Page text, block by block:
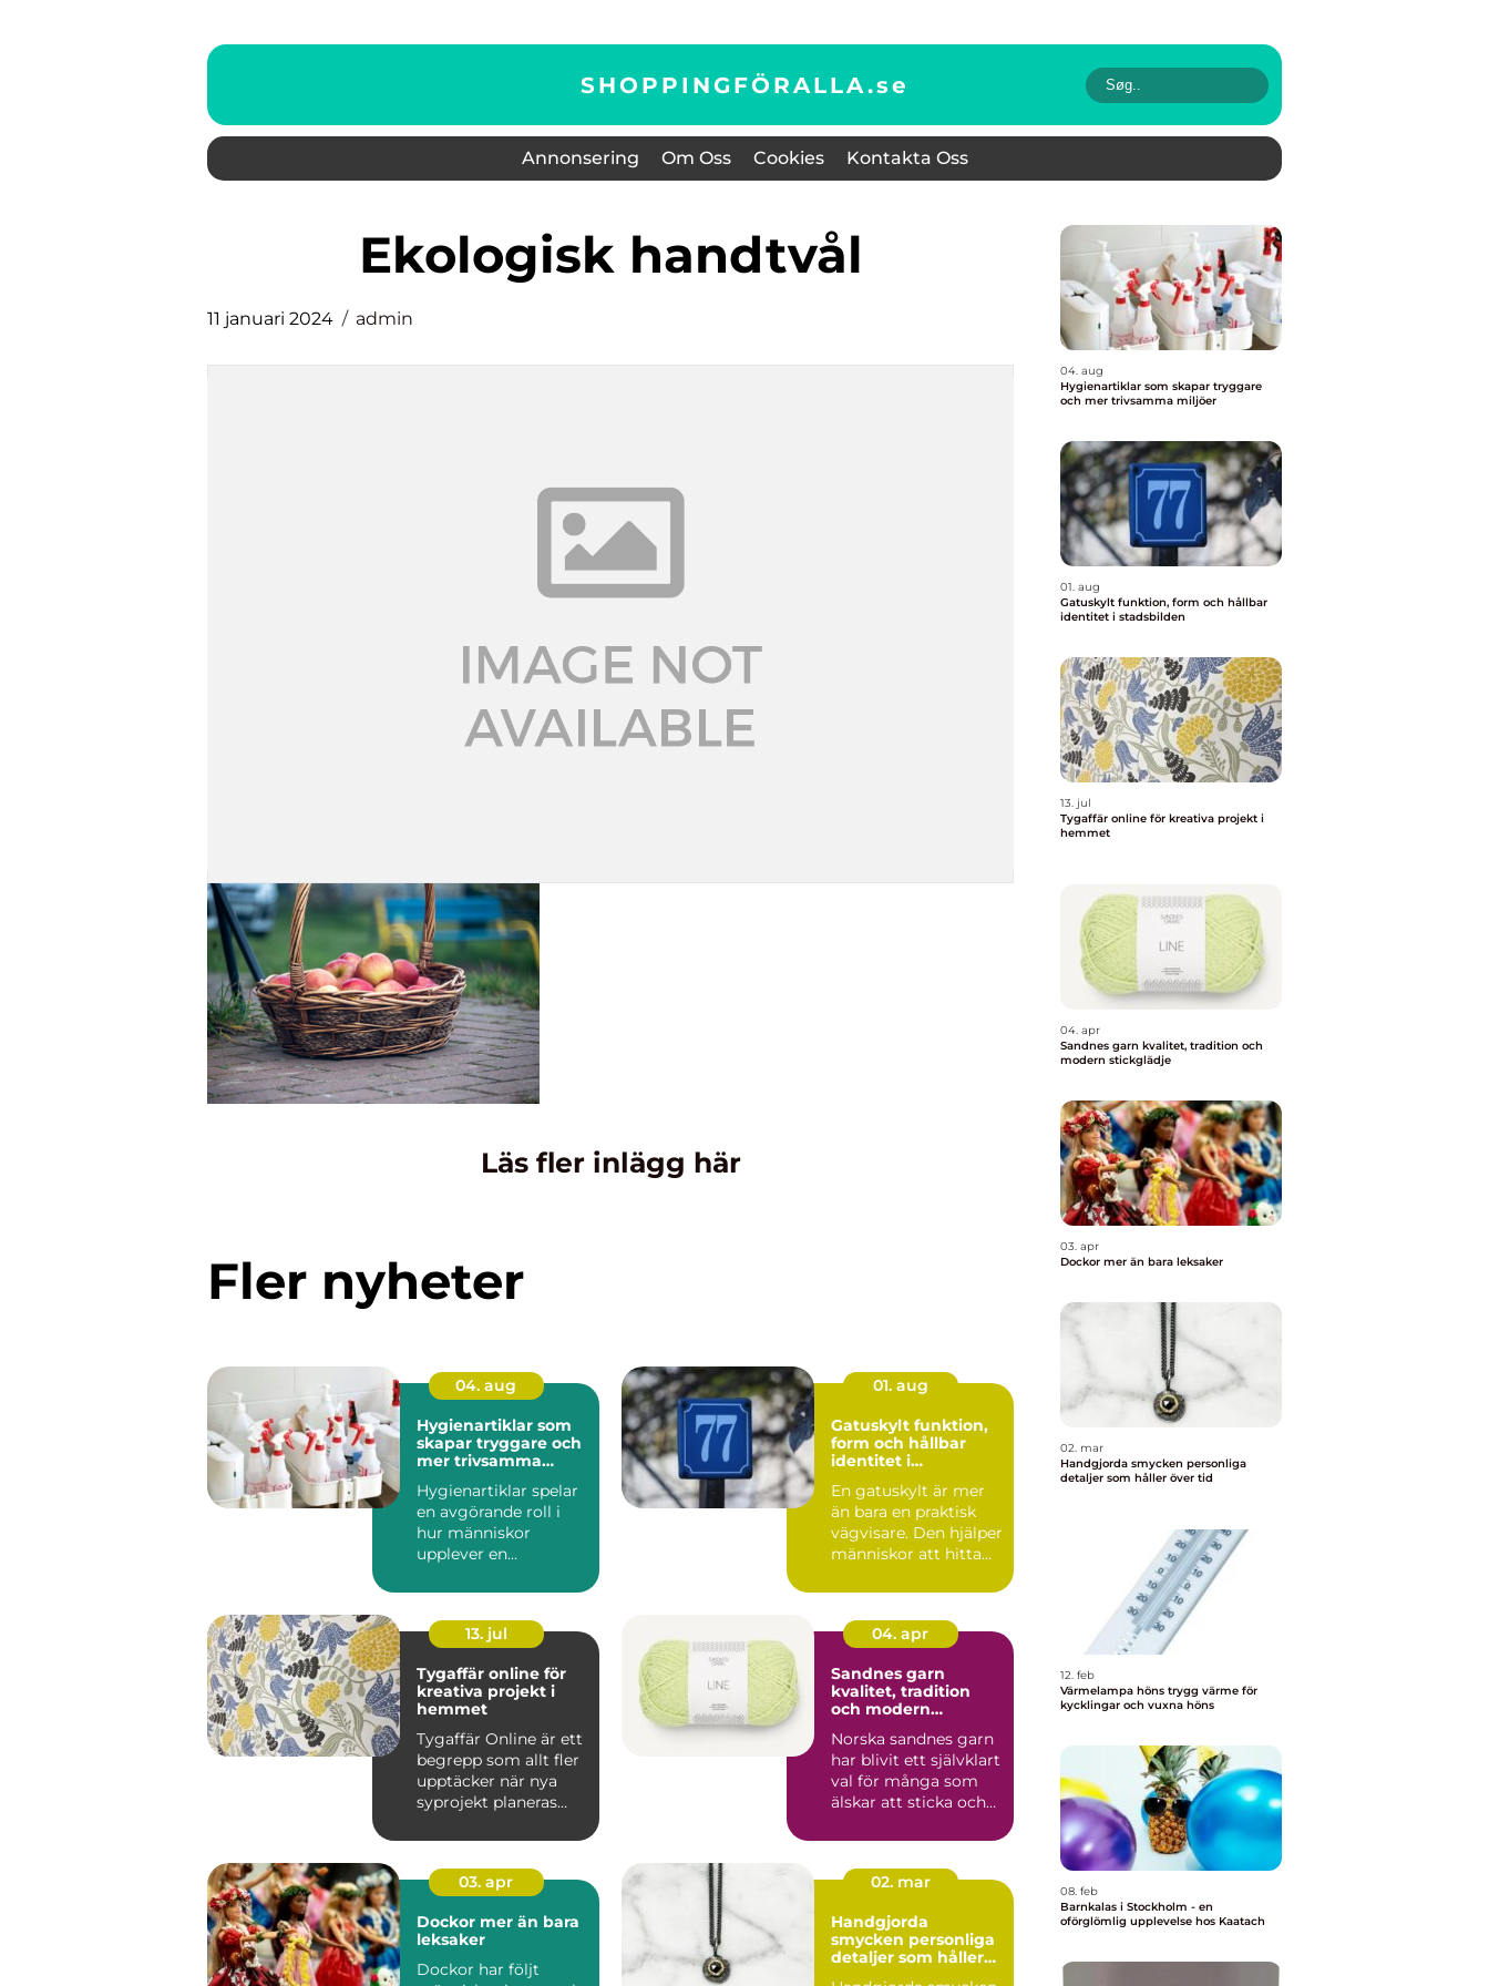
SHOPPINGFÖRALLA.se
Annonsering Om Oss Cookies Kontakta Oss
ekologisk handtvål
11 januari 2024 admin
Läs fler inlägg här
Fler nyheter
04. aug
Hygienartiklar som
skapar tryggare och
mer trivsamma
Hygienartiklar spelar
en avgörande roll i
hur människor
upplever en
01. aug
Gatuskylt funktion,
form och hållbar
identitet i
En gatuskylt är mer
än bara en praktisk
vägvisare. Den hjälper
människor att hitta
13. jul
Tygaffär online för
kreativa projekt i
hemmet
Tygaffär Online är ett
begrepp som allt fler
upptäcker när nya
syprojekt planeras
köksbord...
04. apr
Sandnes garn
kvalitet, tradition
och modern
Norska sandnes garn
har blivit ett självklart
val för många som
älskar att sticka och
03. apr
Dockor mer än bara
leksaker
Dockor har följt
02. mar
Handgjorda
smycken personliga
detaljer som håller
04. aug
Hygienartiklar som skapar tryggare
och mer trivsamma miljöer
01. aug
Gatuskylt funktion, form och hållbar
identitet i stadsbilden
13. jul
Tygaffär online för kreativa projekt i
hemmet
04. apr
Sandnes garn kvalitet, tradition och
modern stickglädje
03. apr
Dockor mer än bara leksaker
02. mar
Handgjorda smycken personliga
detaljer som håller över tid
12. feb
Värmelampa höns trygg värme för
kycklingar och vuxna höns
08. feb
Barnkalas i Stockholm - en
oförglömlig upplevelse hos Kaatach